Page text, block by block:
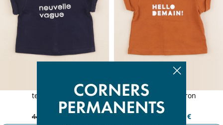
tee-shirt bleu
3 mois
44,50 €
8,90 €
tee-shirt marron
3 mois
44,50 €
8,90 €